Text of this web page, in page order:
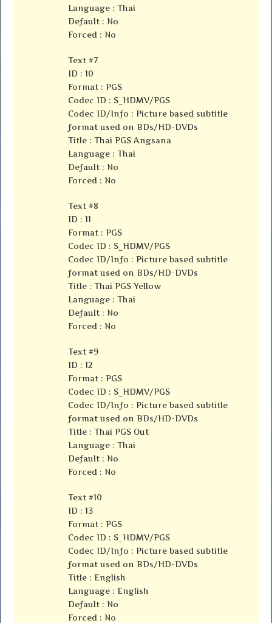
Language : Thai
Default : No
Forced : No
Text #7
ID : 10
Format : PGS
Codec ID : S_HDMV/PGS
Codec ID/Info : Picture based subtitle
format used on BDs/HD-DVDs
Title : Thai PGS Angsana
Language : Thai
Default : No
Forced : No
Text #8
ID : 11
Format : PGS
Codec ID : S_HDMV/PGS
Codec ID/Info : Picture based subtitle
format used on BDs/HD-DVDs
Title : Thai PGS Yellow
Language : Thai
Default : No
Forced : No
Text #9
ID : 12
Format : PGS
Codec ID : S_HDMV/PGS
Codec ID/Info : Picture based subtitle
format used on BDs/HD-DVDs
Title : Thai PGS Out
Language : Thai
Default : No
Forced : No
Text #10
ID : 13
Format : PGS
Codec ID : S_HDMV/PGS
Codec ID/Info : Picture based subtitle
format used on BDs/HD-DVDs
Title : English
Language : English
Default : No
Forced : No